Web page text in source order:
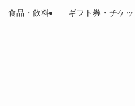
食品・飲料 ギフト券・チケッ